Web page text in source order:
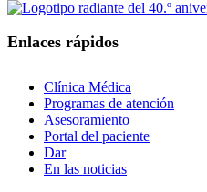
Enlaces rápidos
Clínica Médica
Programas de atención
Asesoramiento
Portal del paciente
Dar
En las noticias